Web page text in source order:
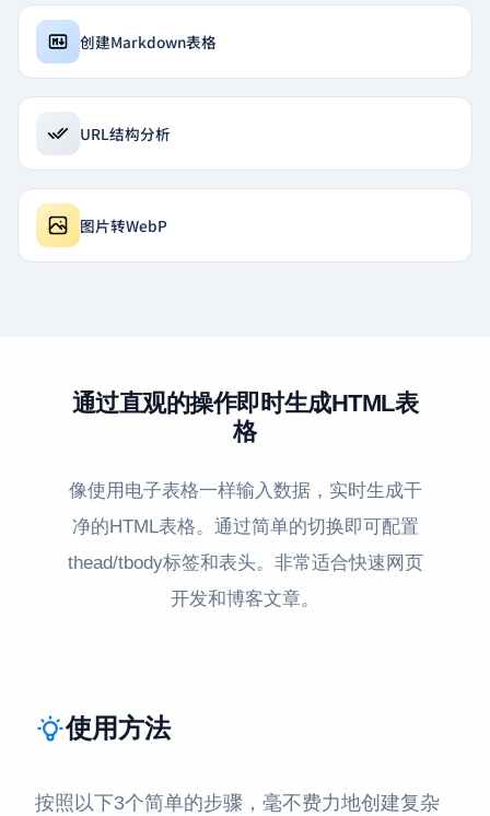
创建Markdown表格
URL结构分析
图片转WebP
通过直观的操作即时生成HTML表
格
像使用电子表格一样输入数据，实时生成干
净的HTML表格。通过简单的切换即可配置
thead/tbody标签和表头。非常适合快速网页
开发和博客文章。
使用方法
按照以下3个简单的步骤，毫不费力地创建复杂